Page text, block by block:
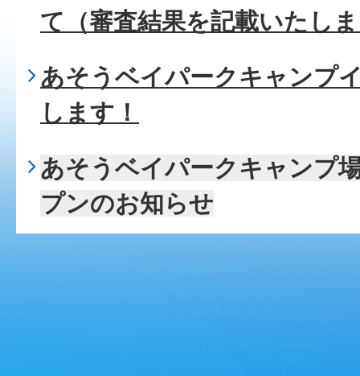
て（審査結果を記載いたし
あそうベイパークキャンプ
します！
あそうベイパークキャンプ
プンのお知らせ